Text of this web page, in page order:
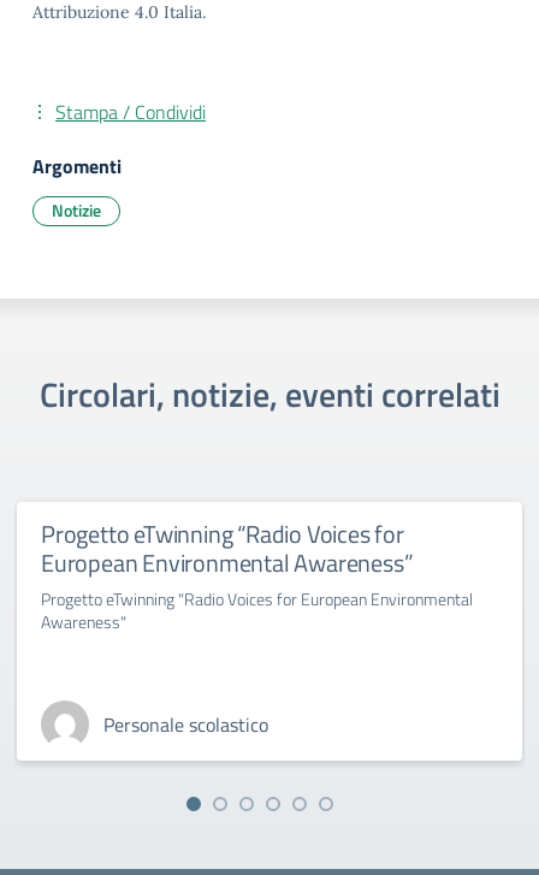
Attribuzione 4.0 Italia.
Stampa / Condividi
Argomenti
Notizie
Circolari, notizie, eventi correlati
Progetto eTwinning “Radio Voices for
European Environmental Awareness”
Progetto eTwinning "Radio Voices for European Environmental
Awareness"
Personale scolastico